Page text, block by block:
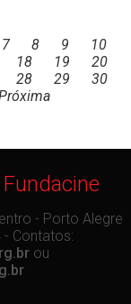
7 8 9
10
18 19
20
28 29
30
- Porto Alegre
- Contatos:
ou